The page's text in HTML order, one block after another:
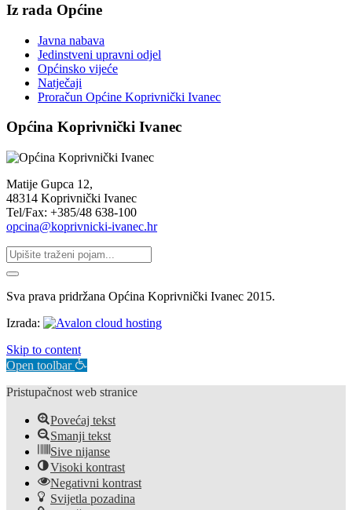
Iz rada Općine
Javna nabava
Jedinstveni upravni odjel
Općinsko vijeće
Natječaji
Proračun Općine Koprivnički Ivanec
Općina Koprivnički Ivanec
Matije Gupca 12,
48314 Koprivnički Ivanec
Tel/Fax: +385/48 638-100
opcina@koprivnicki-ivanec.hr
Sva prava pridržana Općina Koprivnički Ivanec 2015.
Izrada:
Skip to content
Open toolbar
Pristupačnost web stranice
Povećaj tekst
Smanji tekst
Sive nijanse
Visoki kontrast
Negativni kontrast
Svijetla pozadina